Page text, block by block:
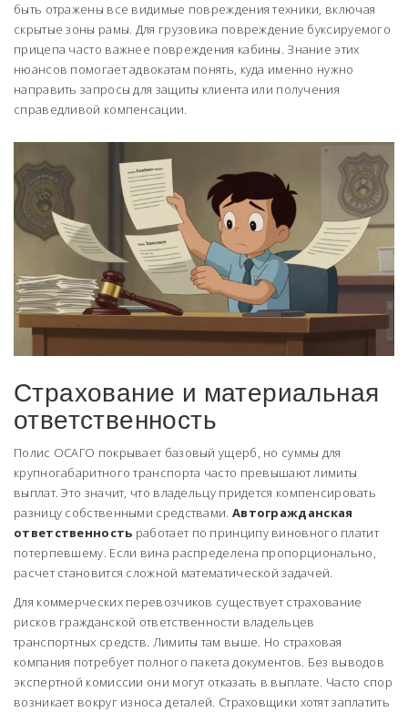
быть отражены все видимые повреждения техники, включая
скрытые зоны рамы. Для грузовика повреждение буксируемого
прицепа часто важнее повреждения кабины. Знание этих
нюансов помогает адвокатам понять, куда именно нужно
направить запросы для защиты клиента или получения
справедливой компенсации.
Страхование и материальная
ответственность
Полис ОСАГО покрывает базовый ущерб, но суммы для
крупногабаритного транспорта часто превышают лимиты
выплат. Это значит, что владельцу придется компенсировать
разницу собственными средствами. Автогражданская
ответственность работает по принципу виновного платит
потерпевшему. Если вина распределена пропорционально,
расчет становится сложной математической задачей.
Для коммерческих перевозчиков существует страхование
рисков гражданской ответственности владельцев
транспортных средств. Лимиты там выше. Но страховая
компания потребует полного пакета документов. Без выводов
экспертной комиссии они могут отказать в выплате. Часто спор
возникает вокруг износа деталей. Страховщики хотят заплатить